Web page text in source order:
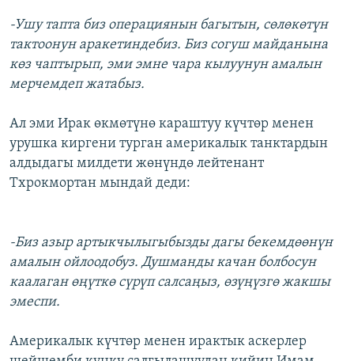
-Ушу тапта биз операциянын багытын, сөлөкөтүн
тактоонун аракетиндебиз. Биз согуш майданына
көз чаптырып, эми эмне чара кылуунун амалын
мерчемдеп жатабыз.
Ал эми Ирак өкмөтүнө караштуу күчтөр менен
урушка киргени турган америкалык танктардын
алдыдагы милдети жөнүндө лейтенант
Тхрокмортан мындай деди:
-Биз азыр артыкчылыгыбызды дагы бекемдөөнүн
амалын ойлоодобуз. Душманды качан болбосун
каалаган өңүткө сүрүп салсаңыз, өзүңүзгө жакшы
эмеспи.
Америкалык күчтөр менен ирактык аскерлер